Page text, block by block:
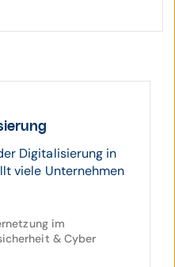
Digitalisierung in
viele Unternehmen
im
& Cyber